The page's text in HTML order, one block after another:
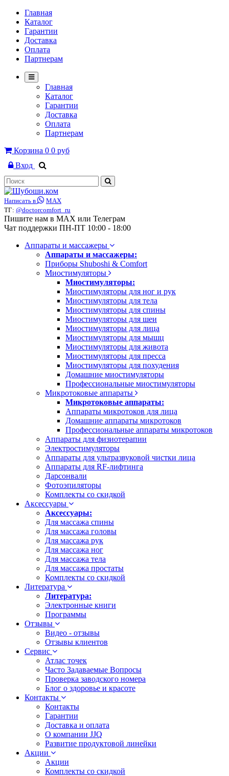
Главная
Каталог
Гарантии
Доставка
Оплата
Партнерам
Главная
Каталог
Гарантии
Доставка
Оплата
Партнерам
Корзина 0 0 руб
Вход
Написать в
MAX
ТГ: @doctorcomfort_ru
Пишите нам в MAX или Телеграм
Чат поддержки ПН-ПТ 10:00 - 18:00
Аппараты и массажеры
Аппараты и массажеры:
Приборы Shuboshi & Comfort
Миостимуляторы
Миостимуляторы:
Миостимуляторы для ног и рук
Миостимуляторы для тела
Миостимуляторы для спины
Миостимуляторы для шеи
Миостимуляторы для лица
Миостимуляторы для мышц
Миостимуляторы для живота
Миостимуляторы для пресса
Миостимуляторы для похудения
Домашние миостимуляторы
Профессиональные миостимуляторы
Микротоковые аппараты
Микротоковые аппараты:
Аппараты микротоков для лица
Домашние аппараты микротоков
Профессиональные аппараты микротоков
Аппараты для физиотерапии
Электростимуляторы
Аппараты для ультразвуковой чистки лица
Аппараты для RF-лифтинга
Дарсонвали
Фотоэпиляторы
Комплекты со скидкой
Аксессуары
Аксессуары:
Для массажа спины
Для массажа головы
Для массажа рук
Для массажа ног
Для массажа тела
Для массажа простаты
Комплекты со скидкой
Литература
Литература:
Электронные книги
Программы
Отзывы
Видео - отзывы
Отзывы клиентов
Сервис
Атлас точек
Часто Задаваемые Вопросы
Проверка заводского номера
Блог о здоровье и красоте
Контакты
Контакты
Гарантии
Доставка и оплата
О компании JJQ
Развитие продуктовой линейки
Акции
Акции
Комплекты со скидкой